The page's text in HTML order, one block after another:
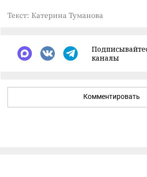
Текст: Катерина Туманова
каналы
Комментировать